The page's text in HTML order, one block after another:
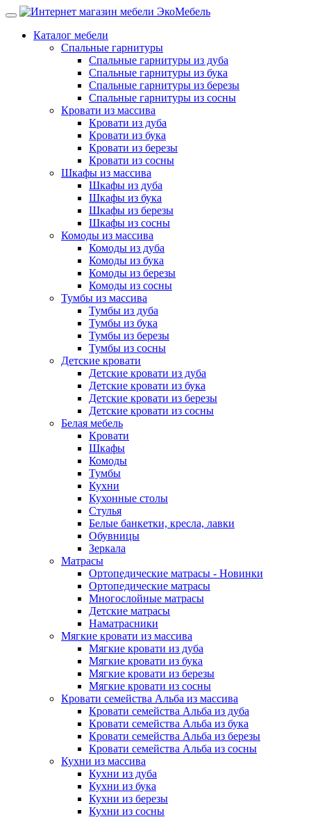
Каталог мебели
Спальные гарнитуры
Спальные гарнитуры из дуба
Спальные гарнитуры из бука
Спальные гарнитуры из березы
Спальные гарнитуры из сосны
Кровати из массива
Кровати из дуба
Кровати из бука
Кровати из березы
Кровати из сосны
Шкафы из массива
Шкафы из дуба
Шкафы из бука
Шкафы из березы
Шкафы из сосны
Комоды из массива
Комоды из дуба
Комоды из бука
Комоды из березы
Комоды из сосны
Тумбы из массива
Тумбы из дуба
Тумбы из бука
Тумбы из березы
Тумбы из сосны
Детские кровати
Детские кровати из дуба
Детские кровати из бука
Детские кровати из березы
Детские кровати из сосны
Белая мебель
Кровати
Шкафы
Комоды
Тумбы
Кухни
Кухонные столы
Стулья
Белые банкетки, кресла, лавки
Обувницы
Зеркала
Матрасы
Ортопедические матрасы - Новинки
Ортопедические матрасы
Многослойные матрасы
Детские матрасы
Наматрасники
Мягкие кровати из массива
Мягкие кровати из дуба
Мягкие кровати из бука
Мягкие кровати из березы
Мягкие кровати из сосны
Кровати семейства Альба из массива
Кровати семейства Альба из дуба
Кровати семейства Альба из бука
Кровати семейства Альба из березы
Кровати семейства Альба из сосны
Кухни из массива
Кухни из дуба
Кухни из бука
Кухни из березы
Кухни из сосны